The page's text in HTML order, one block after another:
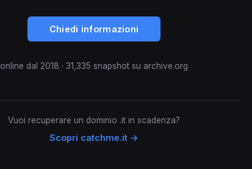
Chiedi informazioni
online dal 2018 · 31,335 snapshot su archive.org
Vuoi recuperare un dominio .it in scadenza?
Scopri catchme.it →